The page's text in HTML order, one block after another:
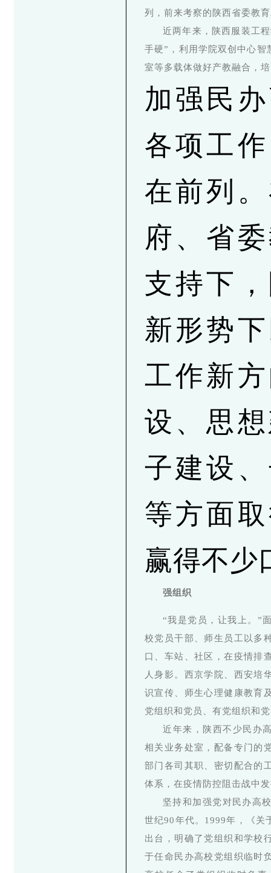
列，前来考察的陕西省委教
近两年来，陕西服装工
手硬”，利用学院双创中心
室等多载体做好产教融合，
加强民
各项工
在前列
府、省
支持下
新形势
工作新
设、思
子建设
等方面
赢得不少
强组织
“我是党员，让我上。”
校党员干部、师生员工以多
口、车站、社区，在疫情排
人身影。西京学院、西安培
识宣传、师生心理健康教育
党组织和党员、有党组织和
近年来，陕西不少民办
相关业务处室，配备专门的
部门各司其职、密切配合的
体系，在疫情防控阻击战中
坚持和加强党对民办高
世纪90年代。1999年，《关
出台，明确了党组织和学校
于任命民办高校党组织临时